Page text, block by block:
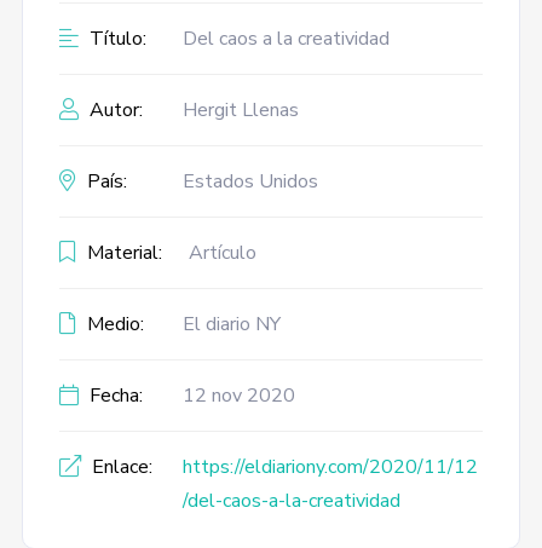
Título: Del caos a la creatividad
Autor: Hergit Llenas
País: Estados Unidos
Material: Artículo
Medio: El diario NY
Fecha: 12 nov 2020
Enlace:
https://eldiariony.com/2020/11/12
/del-caos-a-la-creatividad